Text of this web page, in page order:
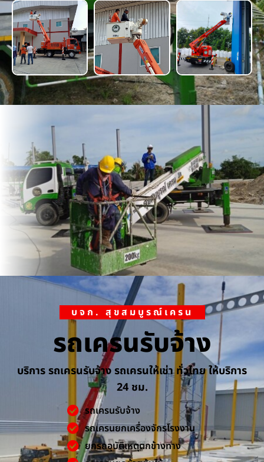
บจก. สุขสมบูรณ์เครน
รถเครนรับจ้าง
บริการ รถเครนรับจ้าง รถเครนให้เช่า ทั่วไทย ให้บริการ
24 ชม.
รถเครนรับจ้าง
รถเครนยกเครื่องจักรโรงงาน
ยกรถอุบัติเหตุตกข้างทาง